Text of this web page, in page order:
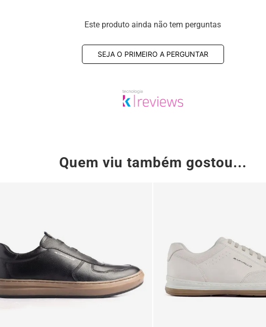
Forro:
Solado
Acabamento
Este produto ainda não tem perguntas
SEJA O PRIMEIRO A PERGUNTAR
Quem viu também gostou...